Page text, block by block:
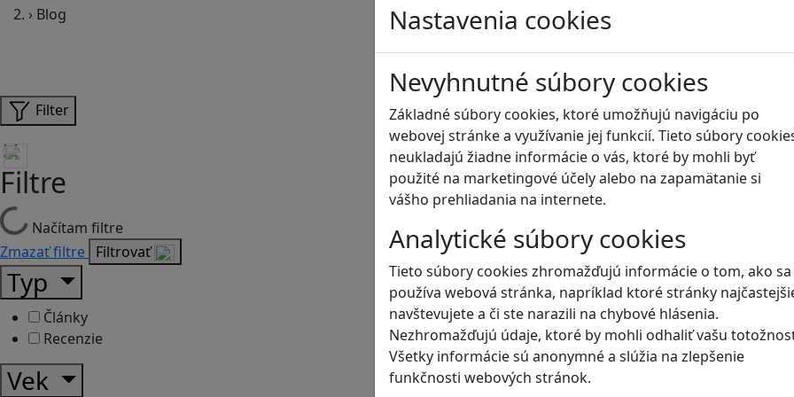
Nastavenia cookies
Nevyhnutné súbory cookies
Základné súbory cookies, ktoré umožňujú navigáciu po
webovej stránke a využívanie jej funkcií. Tieto súbory
neukladajú žiadne informácie o vás, ktoré by mohli byť
použité na marketingové účely alebo na zapamätanie si
vášho prehliadania na internete.
Analytické súbory cookies
Tieto súbory cookies zhromažďujú informácie o tom, ako sa
používa webová stránka, napríklad ktoré stránky
navštevujete a či ste narazili na chybové hlásenia.
Nezhromažďujú údaje, ktoré by mohli odhaliť vašu
Všetky informácie sú anonymné a slúžia na zlepšenie
funkčnosti webových stránok.
› Blog
Blog
Filter
Filtre
Načítam filtre
Zmazať filtre Filtrovať
Typ
Články
Recenzie
Vek